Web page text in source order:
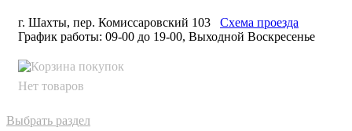
г. Шахты, пер. Комиссаровский 103 Схема проезда
График работы: 09-00 до 19-00, Выходной Воскресенье
Нет товаров
Выбрать раздел